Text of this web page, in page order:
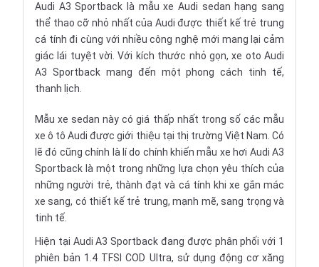
Audi A3 Sportback là mẫuxe Audi sedan hạng sang
thể thao cỡ nhỏ nhất của Audi được thiết kế trẻ trung
cá tính đi cùng với nhiều công nghệ mới mang lại cảm
giác lái tuyệt vời. Với kích thước nhỏ gọn, xe oto Audi
A3 Sportback mang đến một phong cách tinh tế,
thanh lịch.
Mẫuxe sedan này có giá thấp nhất trong số các mẫu
xe ô tô Audi được giới thiệu tại thị trường Việt Nam. Có
lẽ đó cũng chính là lí do chính khiến mẫu xe hơi Audi A3
Sportback là một trong những lựa chọn yêu thích của
những người trẻ, thành đạt và cá tính khi xe gắn mác
xe sang, có thiết kế trẻ trung, mạnh mẽ, sang trọng và
tinh tế.
Hiện tại Audi A3 Sportback đang được phân phối với 1
phiên bản 1.4 TFSI COD Ultra, sử dụng động cơ xăng